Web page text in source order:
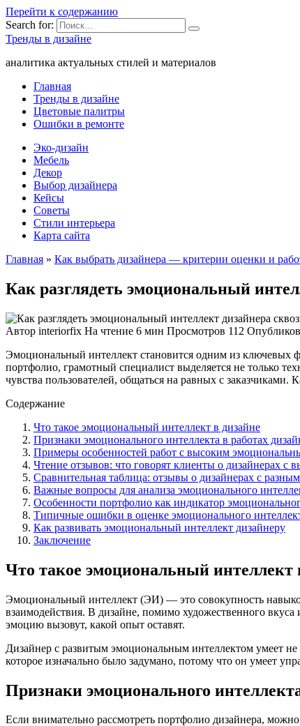
Перейти к содержанию
Search for:
Тренды в дизайне
аналитика актуальных стилей и материалов
Главная
Тренды в дизайне
Цветовые палитры
Ошибки в ремонте
Эко-дизайн
Мебель
Декор
Выбор дизайнера
Кейсы
Советы
Стили интерьера
Карта сайта
Главная » Как выбрать дизайнера — критерии оценки и
Как разглядеть эмоциональный
Автор interiorfix На чтение 6 мин Просмотров 112
Эмоциональный интеллект становится одним из ключевых
портфолио, грамотный специалист выделяется не только
чувства пользователей, общаться на равных с
Содержание
Что такое эмоциональный интеллект в дизайне
Признаки эмоционального интеллекта в работах
Примеры особенностей работ с высоким
Чтение отзывов: что говорят клиенты о дизайнерах с
Сравнительная таблица: отзывы о дизайнерах с
Важные вопросы для анализа эмоционального
Особенности портфолио как индикатор
Типичные ошибки в оценке эмоционального
Как развивать эмоциональный интеллект дизайнеру
Заключение
Что такое эмоциональный интеллект
Эмоциональный интеллект (ЭИ) — это совокупность
взаимодействия. В дизайне, помимо художественного
эмоцию вызовут, какой опыт оставят.
Дизайнер с развитым эмоциональным интеллектом умеет не
которое изначально было задумано, потому что он умеет
Признаки эмоционального
Если внимательно рассмотреть портфолио дизайнера,